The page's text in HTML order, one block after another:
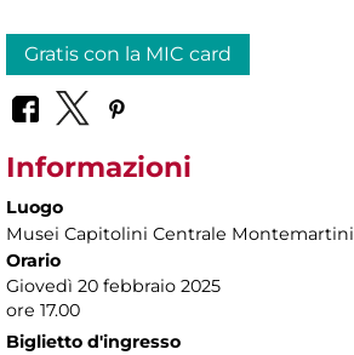
Gratis con la MIC card
Informazioni
Luogo
Musei Capitolini Centrale Montemartini
Orario
Giovedì 20 febbraio 2025
ore 17.00
Biglietto d'ingresso